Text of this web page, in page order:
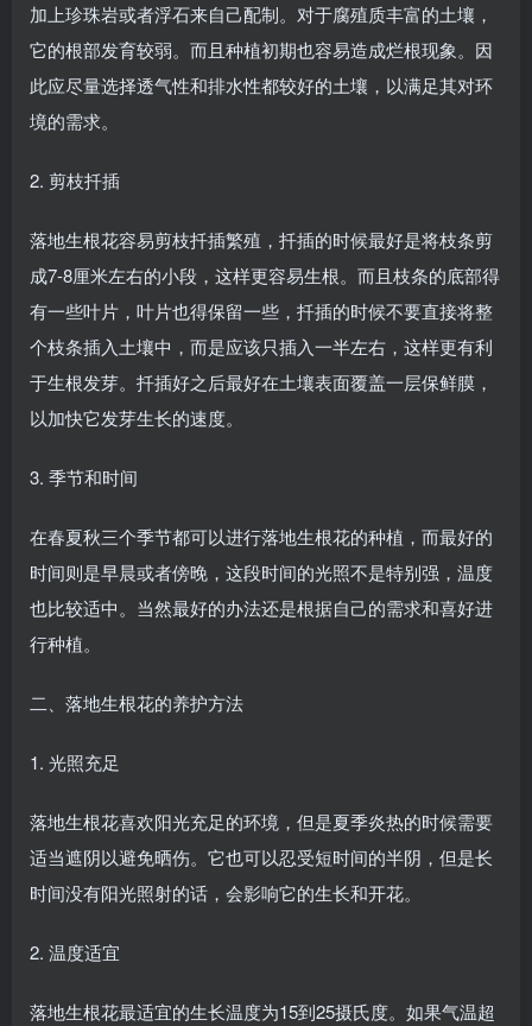
加上珍珠岩或者浮石来自己配制。对于腐殖质丰富的土壤，
它的根部发育较弱。而且种植初期也容易造成烂根现象。因
此应尽量选择透气性和排水性都较好的土壤，以满足其对环
境的需求。
2. 剪枝扦插
落地生根花容易剪枝扦插繁殖，扦插的时候最好是将枝条剪
成7-8厘米左右的小段，这样更容易生根。而且枝条的底部得
有一些叶片，叶片也得保留一些，扦插的时候不要直接将整
个枝条插入土壤中，而是应该只插入一半左右，这样更有利
于生根发芽。扦插好之后最好在土壤表面覆盖一层保鲜膜，
以加快它发芽生长的速度。
3. 季节和时间
在春夏秋三个季节都可以进行落地生根花的种植，而最好的
时间则是早晨或者傍晚，这段时间的光照不是特别强，温度
也比较适中。当然最好的办法还是根据自己的需求和喜好进
行种植。
二、落地生根花的养护方法
1. 光照充足
落地生根花喜欢阳光充足的环境，但是夏季炎热的时候需要
适当遮阴以避免晒伤。它也可以忍受短时间的半阴，但是长
时间没有阳光照射的话，会影响它的生长和开花。
2. 温度适宜
落地生根花最适宜的生长温度为15到25摄氏度。如果气温超